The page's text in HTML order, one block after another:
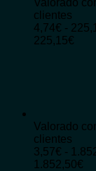
clientes
4,74€ -
225,15€
Valorado
clientes
3,57€ -
1.852,50€